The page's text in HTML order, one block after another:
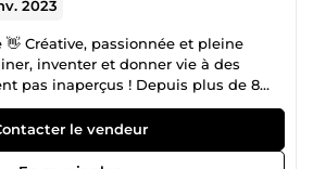
2023
👋 Créative, passionnée et pleine
inventer et donner vie à des
pas inaperçus ! Depuis plus de 8
entrepreneurs, les entreprises et les
de leur image et de leur
le digital qu’au niveau local. Mon
le vendeur